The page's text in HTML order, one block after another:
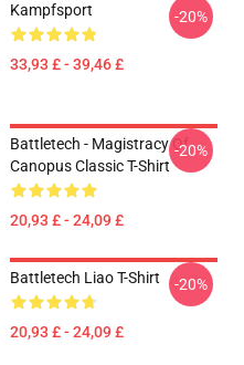
Kampfsport
33,93 £ - 39,46 £
-20%
Battletech - Magistracy Of
Canopus Classic T-Shirt
20,93 £ - 24,09 £
-20%
Battletech Liao T-Shirt
20,93 £ - 24,09 £
-20%